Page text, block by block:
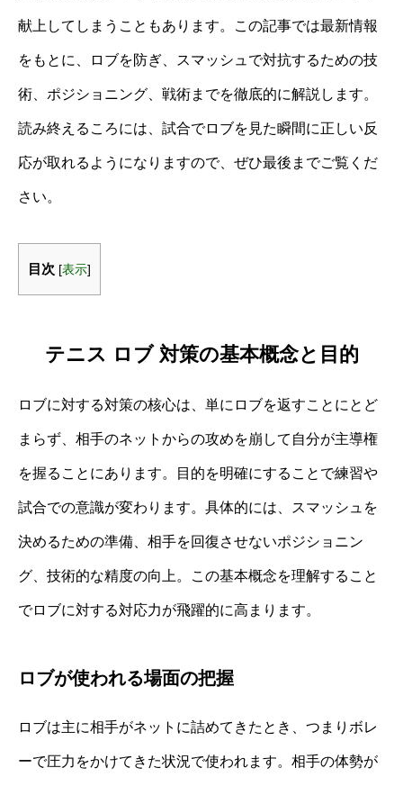
献上してしまうこともあります。この記事では最新情報
をもとに、ロブを防ぎ、スマッシュで対抗するための技
術、ポジショニング、戦術までを徹底的に解説します。
読み終えるころには、試合でロブを見た瞬間に正しい反
応が取れるようになりますので、ぜひ最後までご覧くだ
さい。
目次 [表示]
テニス ロブ 対策の基本概念と目的
ロブに対する対策の核心は、単にロブを返すことにとど
まらず、相手のネットからの攻めを崩して自分が主導権
を握ることにあります。目的を明確にすることで練習や
試合での意識が変わります。具体的には、スマッシュを
決めるための準備、相手を回復させないポジショニン
グ、技術的な精度の向上。この基本概念を理解すること
でロブに対する対応力が飛躍的に高まります。
ロブが使われる場面の把握
ロブは主に相手がネットに詰めてきたとき、つまりボレ
ーで圧力をかけてきた状況で使われます。相手の体勢が